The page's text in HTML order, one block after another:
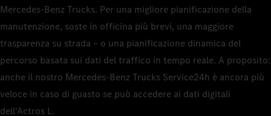
Mercedes‑Benz Trucks. Per una migliore pianificazione della
manutenzione, soste in officina più brevi, una maggiore
trasparenza su strada – o una pianificazione dinamica del
percorso basata sui dati del traffico in tempo reale. A proposito:
anche il nostro Mercedes‑Benz Trucks Service24h è ancora più
veloce in caso di guasto se può accedere ai dati digitali
dell'Actros L.